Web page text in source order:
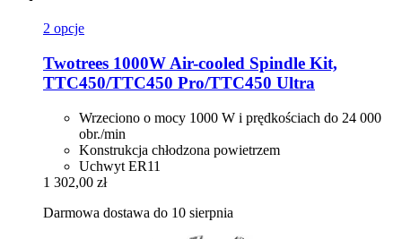
2 opcje
Twotrees 1000W Air-​cooled Spindle Kit,
TTC450/TTC450 Pro/TTC450 Ultra
Wrzeciono o mocy 1000 W i prędkościach do 24 000
obr./min
Konstrukcja chłodzona powietrzem
Uchwyt ER11
1 302,00 zł
Darmowa dostawa do 10 sierpnia